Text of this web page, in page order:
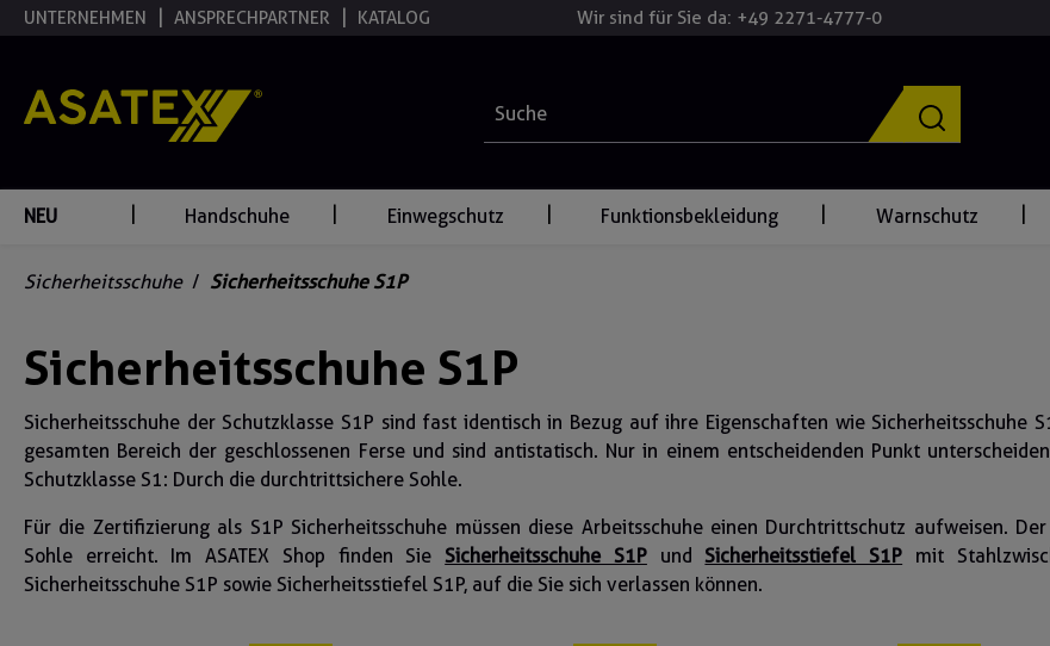
Zur Hauptnavigation springen
UNTERNEHMEN ANSPRECHPARTNER KATALOG Wir sind für Sie da: +49 2271-4777-0
NEU Handschuhe Einwegschutz Funktionsbekleidung Warnschutz
Sicherheitsschuhe / Sicherheitsschuhe S1P
Sicherheitsschuhe S1P
Sicherheitsschuhe der Schutzklasse S1P sind fast identisch in Bezug auf ihre Eigenschaften wie Sicherheitsschuhe
gesamten Bereich der geschlossenen Ferse und sind antistatisch. Nur in einem entscheidenden Punkt
Schutzklasse S1: Durch die durchtrittsichere Sohle.
Für die Zertifizierung als S1P Sicherheitsschuhe müssen diese Arbeitsschuhe einen Durchtrittschutz aufweisen.
Sohle erreicht. Im ASATEX Shop finden Sie Sicherheitsschuhe S1Pund Sicherheitsstiefel S1P mit
Sicherheitsschuhe S1P sowie Sicherheitsstiefel S1P, auf die Sie sich verlassen können.